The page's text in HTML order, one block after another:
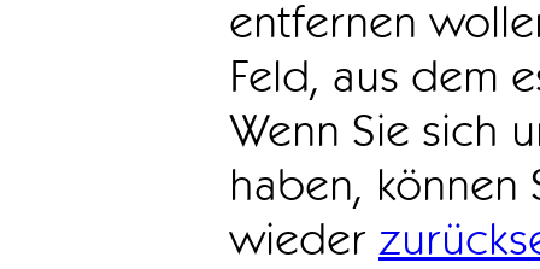
entfernen
Feld, aus dem
Wenn Sie sich
haben, können
wieder